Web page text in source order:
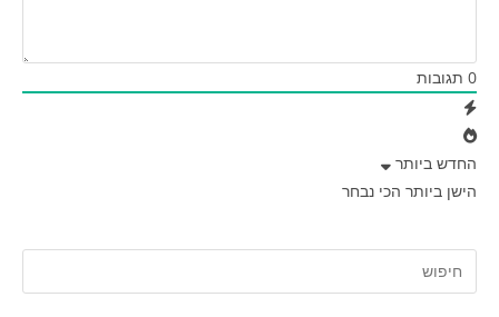
0 תגובות
החדש ביותר
הישן ביותר הכי נבחר